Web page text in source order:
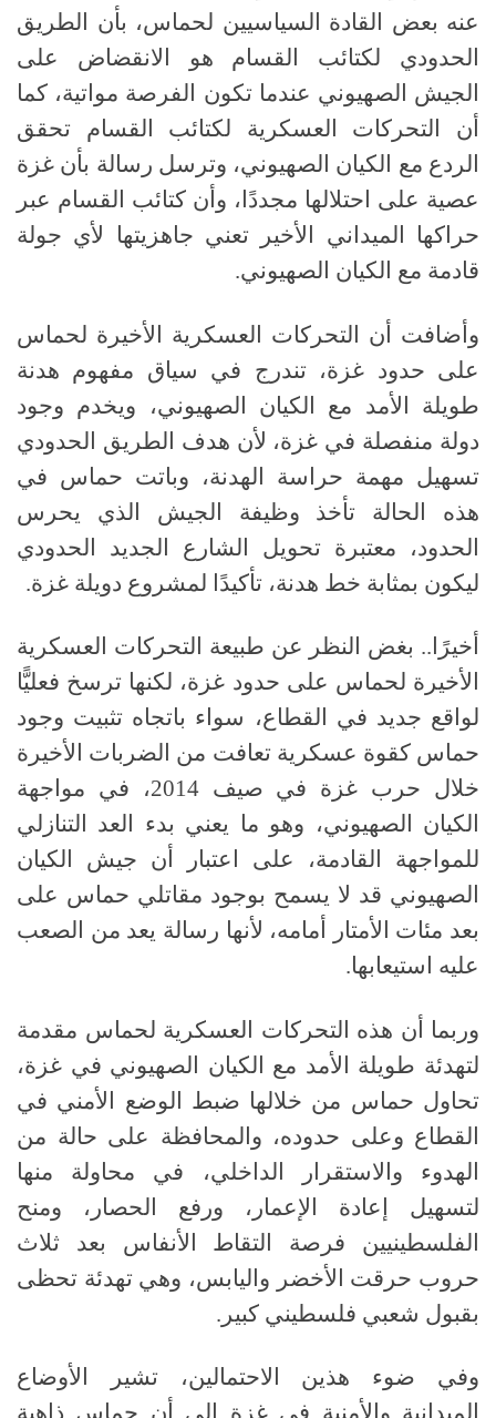
عنه بعض القادة السياسيين لحماس، بأن الطريق
الحدودي لكتائب القسام هو الانقضاض على
الجيش الصهيوني عندما تكون الفرصة مواتية، كما
أن التحركات العسكرية لكتائب القسام تحقق
الردع مع الكيان الصهيوني، وترسل رسالة بأن غزة
عصية على احتلالها مجددًا، وأن كتائب القسام عبر
حراكها الميداني الأخير تعني جاهزيتها لأي جولة
قادمة مع الكيان الصهيوني.
وأضافت أن التحركات العسكرية الأخيرة لحماس
على حدود غزة، تندرج في سياق مفهوم هدنة
طويلة الأمد مع الكيان الصهيوني، ويخدم وجود
دولة منفصلة في غزة، لأن هدف الطريق الحدودي
تسهيل مهمة حراسة الهدنة، وباتت حماس في
هذه الحالة تأخذ وظيفة الجيش الذي يحرس
الحدود، معتبرة تحويل الشارع الجديد الحدودي
ليكون بمثابة خط هدنة، تأكيدًا لمشروع دويلة غزة.
أخيرًا .. بغض النظر عن طبيعة التحركات العسكرية
الأخيرة لحماس على حدود غزة، لكنها ترسخ فعليًّا
لواقع جديد في القطاع، سواء باتجاه تثبيت وجود
حماس كقوة عسكرية تعافت من الضربات الأخيرة
خلال حرب غزة في صيف 2014
، في مواجهة
الكيان الصهيوني، وهو ما يعني بدء العد التنازلي
للمواجهة القادمة، على اعتبار أن جيش الكيان
الصهيوني قد لا يسمح بوجود مقاتلي حماس على
بعد مئات الأمتار أمامه، لأنها رسالة يعد من الصعب
عليه استيعابها.
وربما أن هذه التحركات العسكرية لحماس مقدمة
لتهدئة طويلة الأمد مع الكيان الصهيوني في غزة،
تحاول حماس من خلالها ضبط الوضع الأمني في
القطاع وعلى حدوده، والمحافظة على حالة من
الهدوء والاستقرار الداخلي، في محاولة منها
لتسهيل إعادة الإعمار، ورفع الحصار، ومنح
الفلسطينيين فرصة التقاط الأنفاس بعد ثلاث
حروب حرقت الأخضر واليابس، وهي تهدئة تحظى
بقبول شعبي فلسطيني كبير .
وفي ضوء هذين الاحتمالين، تشير الأوضاع